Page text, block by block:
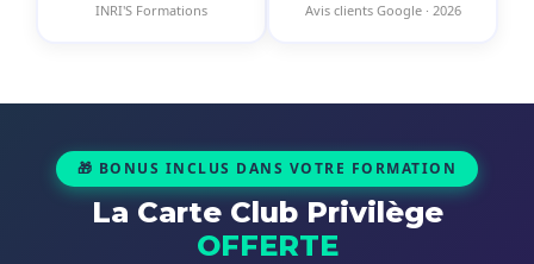
INRI'S Formations Avis clients Google · 2026
🎁 BONUS INCLUS DANS VOTRE FORMATION
La Carte Club Privilège
OFFERTE